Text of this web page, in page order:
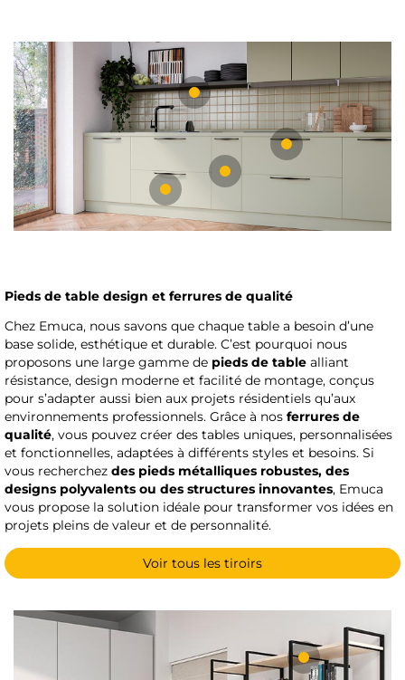
Pieds de table design et ferrures de qualité
Chez Emuca, nous savons que chaque table a besoin d’une
base solide, esthétique et durable. C’est pourquoi nous
proposons une large gamme de pieds de table alliant
résistance, design moderne et facilité de montage, conçus
pour s’adapter aussi bien aux projets résidentiels qu’aux
environnements professionnels. Grâce à nos ferrures de
qualité, vous pouvez créer des tables uniques, personnalisées
et fonctionnelles, adaptées à différents styles et besoins. Si
vous recherchez des pieds métalliques robustes, des
designs polyvalents ou des structures innovantes, Emuca
vous propose la solution idéale pour transformer vos idées en
projets pleins de valeur et de personnalité.
Voir tous les tiroirs